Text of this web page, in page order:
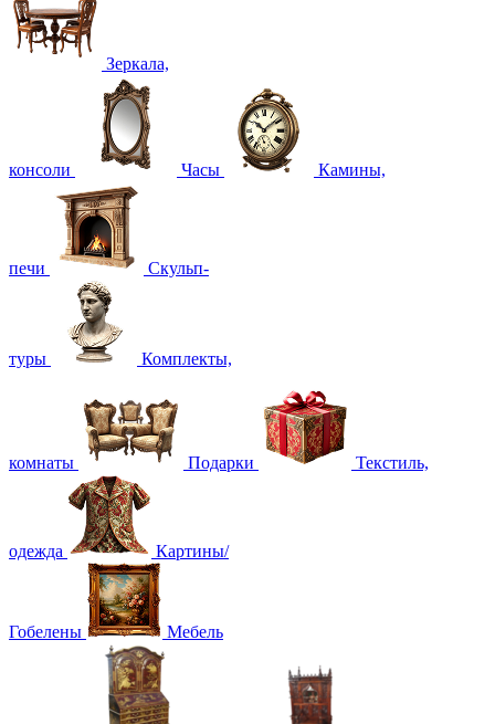
Зеркала,
консоли Часы Камины,
печи Скульп-
туры Комплекты,
комнаты Подарки Текстиль,
одежда Картины/
Гобелены Мебель